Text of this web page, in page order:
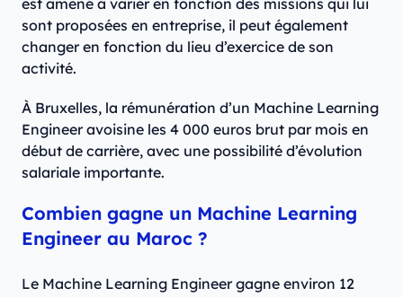
sont proposées en entreprise, il peut également
changer en fonction du lieu d’exercice de son
activité.
À Bruxelles, la rémunération d’un Machine Learning
Engineer avoisine les 4 000 euros brut par mois en
début de carrière, avec une possibilité d’évolution
salariale importante.
Combien gagne un Machine Learning
Engineer au Maroc ?
Le Machine Learning Engineer gagne environ 12